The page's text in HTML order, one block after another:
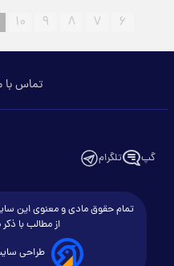
۶ ۷ ۸ ۹ ۱۰
تماس با
گپ تلگرام
تمام حقوق مادی و معنوی این
از مطالب با
طراحی